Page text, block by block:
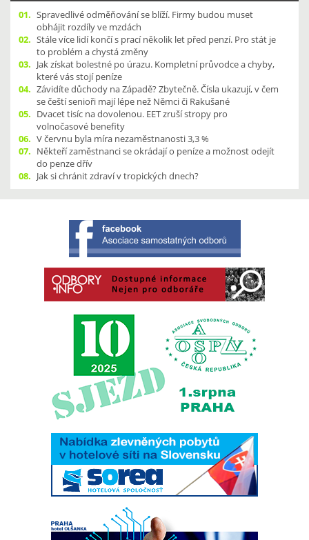
01. Spravedlivé odměňování se blíží. Firmy budou muset
obhájit rozdíly ve mzdách
02. Stále více lidí končí s prací několik let před penzí. Pro stát je
to problém a chystá změny
03. Jak získat bolestné po úrazu. Kompletní průvodce a chyby,
které vás stojí peníze
04. Závidíte důchody na Západě? Zbytečně. Čísla ukazují, v čem
se čeští senioři mají lépe než Němci či Rakušané
05. Dvacet tisíc na dovolenou. EET zruší stropy pro
volnočasové benefity
06. V červnu byla míra nezaměstnanosti 3,3 %
07. Někteří zaměstnanci se okrádají o peníze a možnost odejít
do penze dřív
08. Jak si chránit zdraví v tropických dnech?